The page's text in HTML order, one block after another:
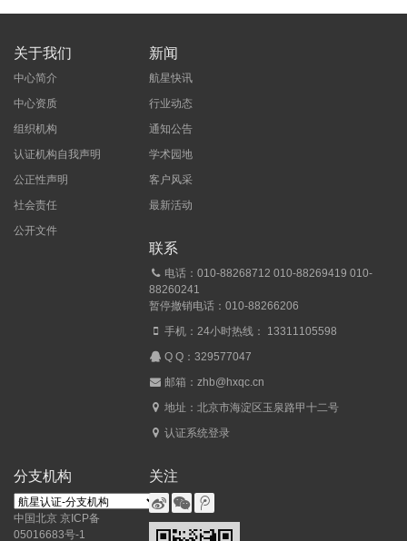
关于我们
中心简介
中心资质
组织机构
认证机构自我声明
公正性声明
社会责任
公开文件
新闻
航星快讯
行业动态
通知公告
学术园地
客户风采
最新活动
联系
电话：010-88268712 010-88269419 010-
88260241
暂停撤销电话：010-88266206
手机：24小时热线： 13311105598
Q Q：329577047
邮箱：zhb@hxqc.cn
地址：北京市海淀区玉泉路甲十二号
认证系统登录
分支机构
中国北京 京ICP备
05016683号-1
关注